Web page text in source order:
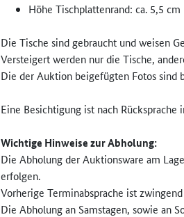
Höhe Tischplattenrand: ca. 5,5 cm
Die Tische sind gebraucht und weisen
Versteigert werden nur die Tische,
Die der Auktion beigefügten Fotos sind
Eine Besichtigung ist nach
Wichtige Hinweise zurAbholung:
Die Abholung der Auktionsware am
erfolgen.
Vorherige Terminabsprache ist
Die Abholung an Samstagen, sowie an